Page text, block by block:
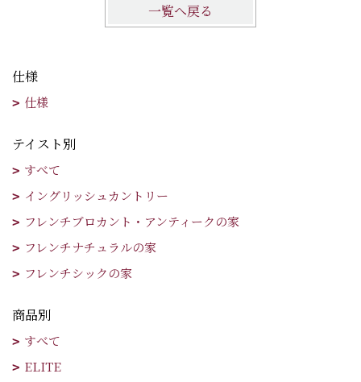
一覧へ戻る
仕様
仕様
テイスト別
すべて
イングリッシュカントリー
フレンチブロカント・アンティークの家
フレンチナチュラルの家
フレンチシックの家
商品別
すべて
ELITE